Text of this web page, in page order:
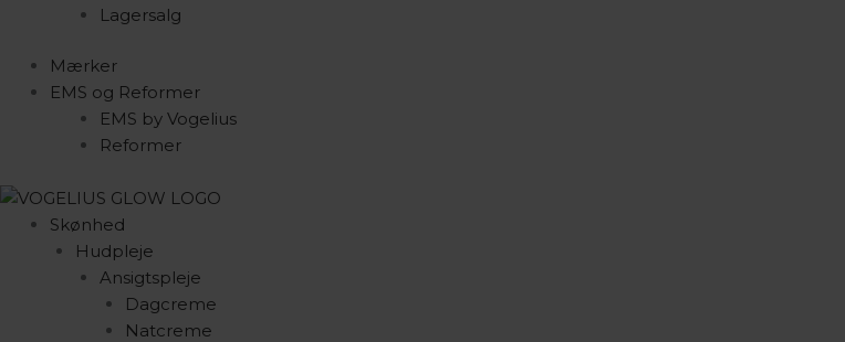
Lagersalg
Mærker
EMS og Reformer
EMS by Vogelius
Reformer
Skønhed
Hudpleje
Ansigtspleje
Dagcreme
Natcreme